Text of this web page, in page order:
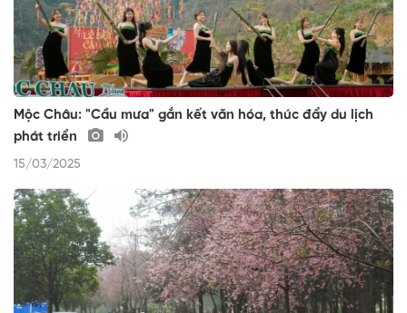
Mộc Châu: "Cầu mưa" gắn kết văn hóa, thúc đẩy du lịch
phát triển
15/03/2025